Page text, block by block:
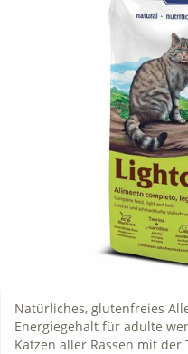
Natürliches, glutenfreies
Energiegehalt für adulte
Katzen aller Rassen mit